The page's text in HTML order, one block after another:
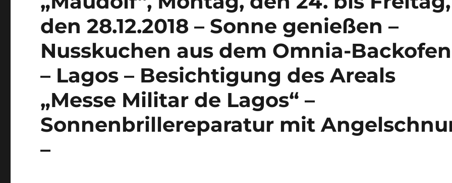
den 28.12.2018 – Sonne genießen –
Nusskuchen aus dem Omnia-Backofen
– Lagos – Besichtigung des Areals
„Messe Militar de Lagos“ –
Sonnenbrillereparatur mit
–